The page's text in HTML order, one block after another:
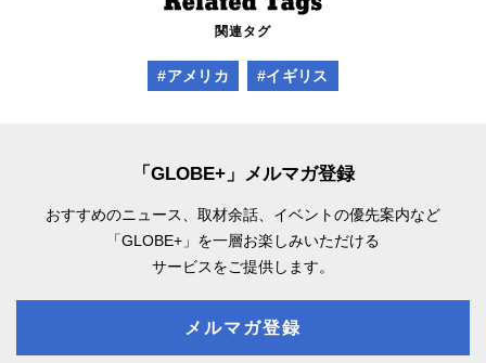
関連タグ
#アメリカ #イギリス
「GLOBE+」メルマガ登録
おすすめのニュース、取材余話、 イベントの優先案内など
「GLOBE+」を一層お楽しみいただける
サービスをご提供します。
メルマガ登録